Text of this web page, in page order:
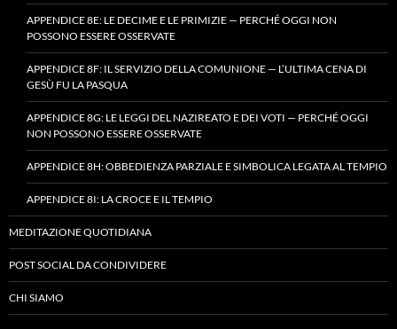
APPENDICE 8E: LE DECIME E LE PRIMIZIE — PERCHÉ OGGI NON
POSSONO ESSERE OSSERVATE
APPENDICE 8F: IL SERVIZIO DELLA COMUNIONE — L’ULTIMA CENA DI
GESÙ FU LA PASQUA
APPENDICE 8G: LE LEGGI DEL NAZIREATO E DEI VOTI — PERCHÉ OGGI
NON POSSONO ESSERE OSSERVATE
APPENDICE 8H: OBBEDIENZA PARZIALE E SIMBOLICA LEGATA AL TEMPIO
APPENDICE 8I: LA CROCE E IL TEMPIO
MEDITAZIONE QUOTIDIANA
POST SOCIAL DA CONDIVIDERE
CHI SIAMO